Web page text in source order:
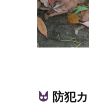
防犯